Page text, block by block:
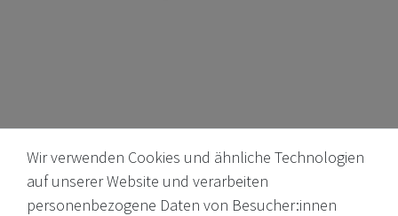
Wir verwenden Cookies und ähnliche Technologien
auf unserer Website und verarbeiten
personenbezogene Daten von Besucher:innen